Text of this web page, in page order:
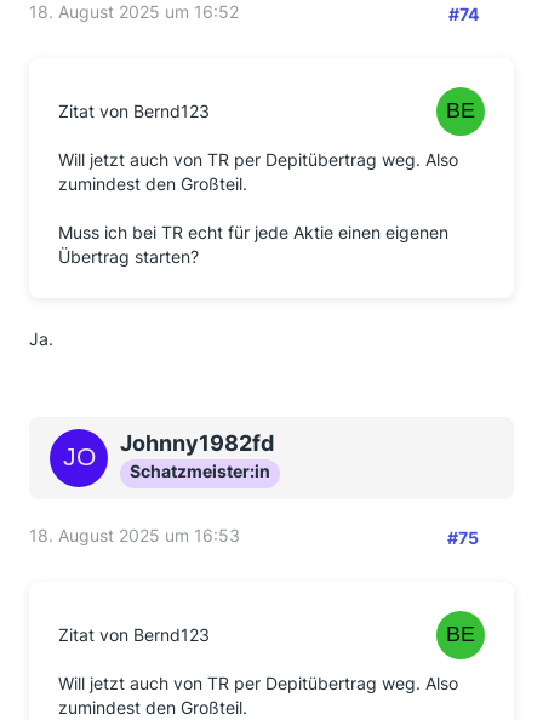
18. August 2025 um 16:52 #74
Zitat von Bernd123
Will jetzt auch von TR per Depitübertrag weg. Also
zumindest den Großteil.
Muss ich bei TR echt für jede Aktie einen eigenen
Übertrag starten?
Ja.
Johnny1982fd
Schatzmeister:in
18. August 2025 um 16:53 #75
Zitat von Bernd123
Will jetzt auch von TR per Depitübertrag weg. Also
zumindest den Großteil.